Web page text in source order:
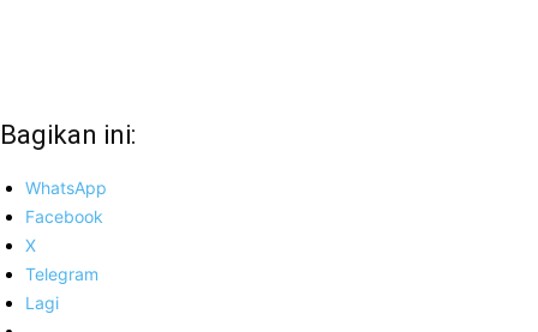
Bagikan ini:
WhatsApp
Facebook
X
Telegram
Lagi